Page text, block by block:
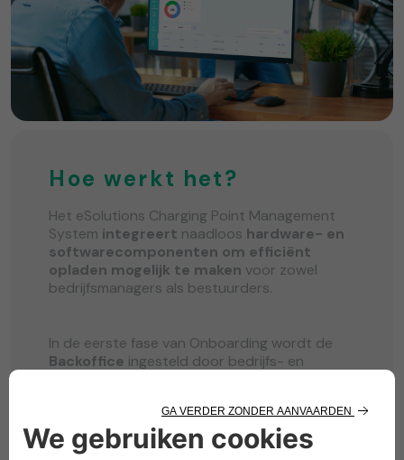
Hoe werkt het?
Het eSolutions Charging Point Management
System integreert naadloos hardware- en
softwarecomponenten om efficiënt
opladen mogelijk te maken voor zowel
bedrijfsmanagers als bestuurders.
In de eerste fase van Onboarding wordt de
Backoffice ingesteld door bedrijfs- en
koppelen aan bedrijfslocaties.